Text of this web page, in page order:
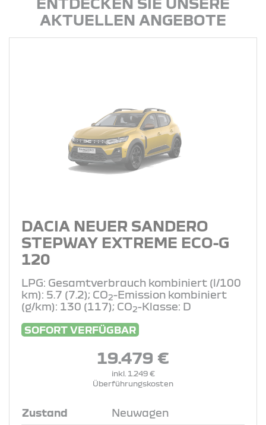
AKTUELLEN ANGEBOTE
DACIA NEUER SANDERO
STEPWAY EXTREME ECO-G
120
LPG: Gesamtverbrauch kombiniert (l/100
km): 5.7 (7.2); CO2-Emission kombiniert
(g/km): 130 (117); CO2-Klasse: D
SOFORT VERFÜGBAR
19.479 €
inkl. 1.249 €
Überführungskosten
Zustand Neuwagen